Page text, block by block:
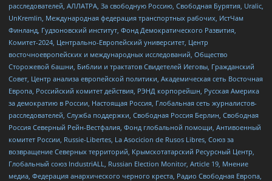
расследователей, АЛЛАТРА, За свободную Россию, Свободная Бурятия, Uralic,
UnKremlin, Международная федерация транспортных рабочих, ИстЧам
Финланд, Гудзоновский институт, Фонд Демократического Развития,
Комитет-2024, Центрально-Европейский университет, Центр
восточноевропейских и международных исследований, Общество
Сторожевой башни, Библии и трактатов Свидетелей Иеговы, Гражданский
Совет, Центр анализа европейской политики, Академическая сеть Восточная
Европа, Российский комитет действия, РЭНД корпорейшн, Русская Америка
за демократию в России, Настоящая Россия, Глобальная сеть журналистов-
расследователей, Служба поддержки, Свободная Россия Берлин, Свободная
Россия Северный Рейн-Вестфалия, Фонд глобальной помощи, Антивоенный
комитет России, Russie-Libertes, La Asocicion de Rusos Libres, Союз за
возвращение Северных территорий, Крымскотатарский Ресурсный Центр,
Глобальный союз IndustriALL, Russian Election Monitor, Article 19, Мнение
медиа, Федерация анархического черного креста, Радио Свободная Европа,